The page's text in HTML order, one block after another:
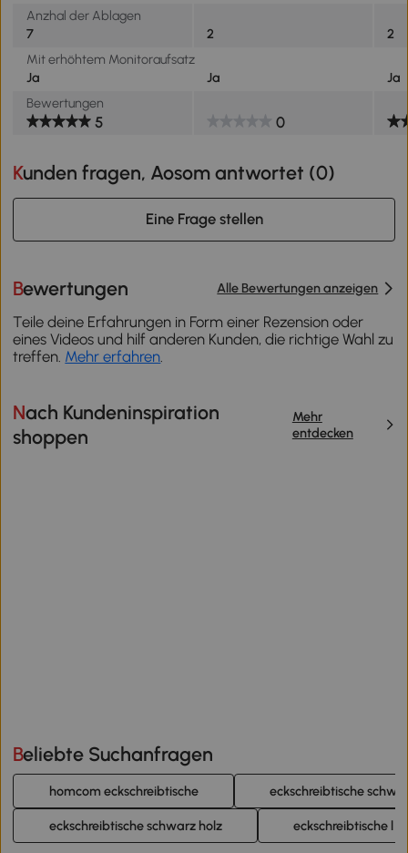
Anzhal der Ablagen
7
2
2
Mit erhöhtem Monitoraufsatz
Ja
Ja
Ja
Bewertungen
5 0
Kunden fragen, Aosom antwortet (0)
Eine Frage stellen
Bewertungen Alle Bewertungen anzeigen
Teile deine Erfahrungen in Form einer Rezension oder
eines Videos und hilf anderen Kunden, die richtige Wahl zu
treffen. Mehr erfahren.
Nach Kundeninspiration
shoppen
Mehr
entdecken
Beliebte Suchanfragen
homcom eckschreibtische eckschreibtische
eckschreibtische schwarz holz eckschreibtische l